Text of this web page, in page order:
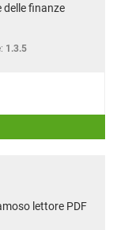
delle finanze
1.3.5
lettore PDF